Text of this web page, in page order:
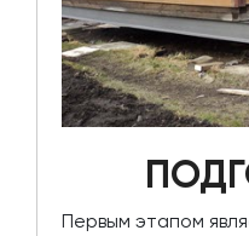
Первым этапом